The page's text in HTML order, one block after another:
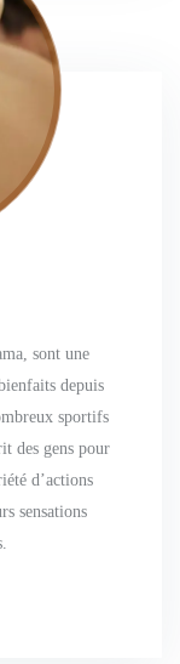
sont une
depuis
sportifs
des gens pour
d’actions
sensations